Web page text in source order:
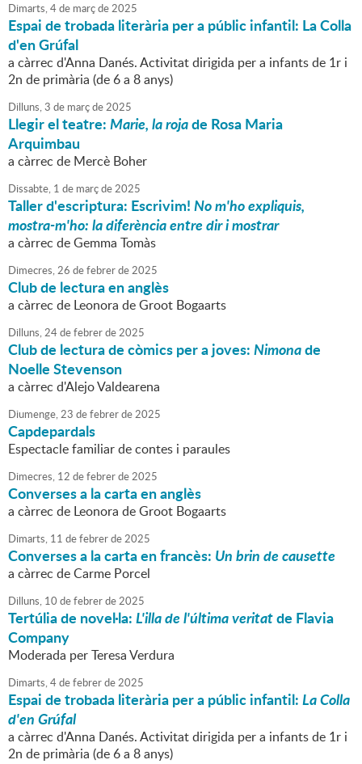
Dimarts,4de marçde2025
Espai de trobada literària per a públic infantil: La Colla
d'en Grúfal
a càrrec d'Anna Danés. Activitat dirigida per a infants de 1r i
2n de primària (de 6 a 8 anys)
Dilluns,3 de marçde2025
Llegir el teatre:Marie, la rojade Rosa Maria
Arquimbau
a càrrec de Mercè Boher
Dissabte, 1 de marçde2025
Taller d'escriptura: Escrivim!No m'ho expliquis,
mostra-m'ho: la diferència entre dir i mostrar
a càrrec de Gemma Tomàs
Dimecres,26 defebrerde2025
Club de lectura en anglès
a càrrec de Leonora de Groot Bogaarts
Dilluns,24defebrerde2025
Club de lectura de còmics per a joves:Nimonade
Noelle Stevenson
a càrrec d'Alejo Valdearena
Diumenge,23 defebrerde2025
Capdepardals
Espectacle familiar de contes i paraules
Dimecres, 12 defebrerde2025
Converses a la carta en anglès
a càrrec de Leonora de Groot Bogaarts
Dimarts, 11 defebrerde2025
Converses a la carta en francès: Un brin de causette
a càrrec de Carme Porcel
Dilluns, 10 defebrerde2025
Tertúlia de novel·la:L'illa de l'última veritatde Flavia
Company
Moderada per Teresa Verdura
Dimarts,4defebrerde2025
Espai de trobada literària per a públic infantil:La Colla
d'en Grúfal
a càrrec d'Anna Danés. Activitat dirigida per a infants de 1r i
2n de primària (de 6 a 8 anys)